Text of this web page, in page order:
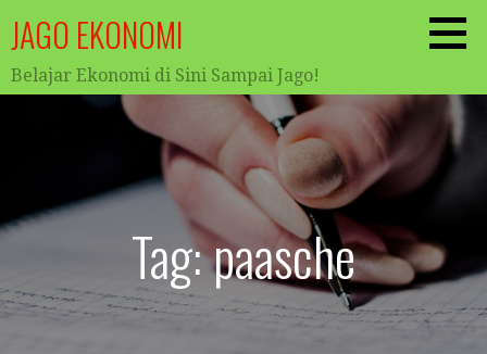
content
JAGO EKONOMI
Belajar Ekonomi di Sini Sampai Jago!
Tag: paasche